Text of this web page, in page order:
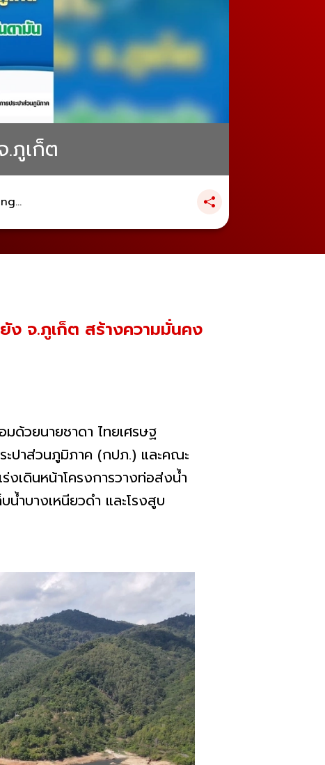
.ภูเก็ต
ง จ.ภูเก็ต สร้างความมั่นคง
ด้วยนายชาดา ไทยเศรษฐ
ะปาส่วนภูมิภาค (กปภ.) และคณะ
เดินหน้าโครงการวางท่อส่งน้ำ
ำบางเหนียวดำ และโรงสูบ